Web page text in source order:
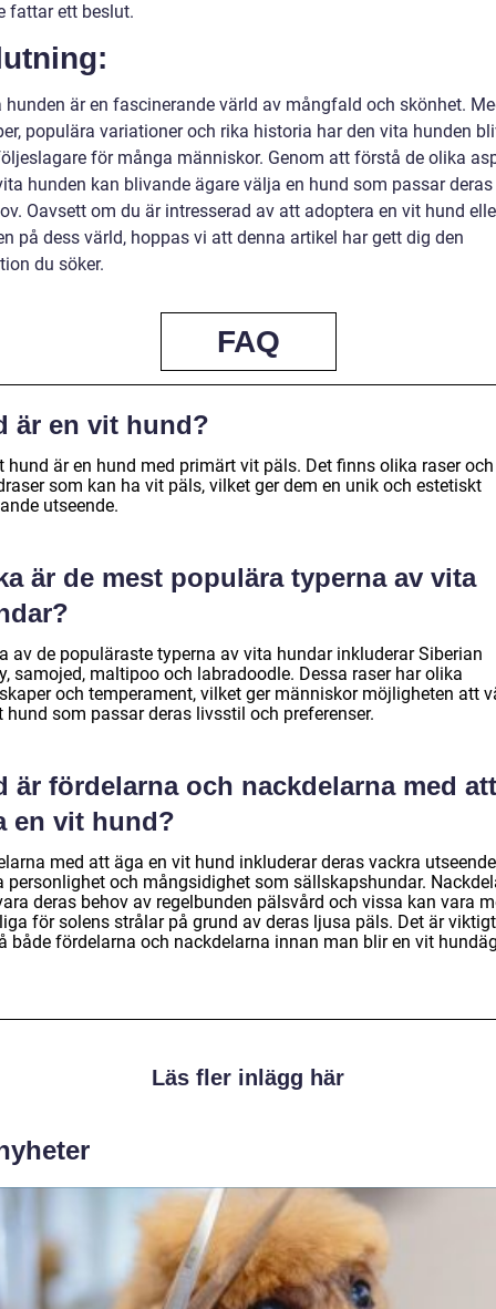
fattar ett beslut.
hunden är en fascinerande värld av mångfald och skönhet.
populära variationer och rika historia har den vita hunden
för många människor. Genom att förstå de olika
hunden kan blivande ägare välja en hund som passar
Oavsett om du är intresserad av att adoptera en vit hund
på dess värld, hoppas vi att denna artikel har gett dig den
du söker.
FAQ
är en vit hund?
hund är en hund med primärt vit päls. Det finns olika raser och
som kan ha vit päls, vilket ger dem en unik och estetiskt
utseende.
är de mest populära typerna av vita
av de populäraste typerna av vita hundar inkluderar Siberian
samojed, maltipoo och labradoodle. Dessa raser har olika
och temperament, vilket ger människor möjligheten att
hund som passar deras livsstil och preferenser.
är fördelarna och nackdelarna med att
en vit hund?
med att äga en vit hund inkluderar deras vackra
personlighet och mångsidighet som sällskapshundar.
deras behov av regelbunden pälsvård och vissa kan vara
för solens strålar på grund av deras ljusa päls. Det är
både fördelarna och nackdelarna innan man blir en vit
Läs fler inlägg här